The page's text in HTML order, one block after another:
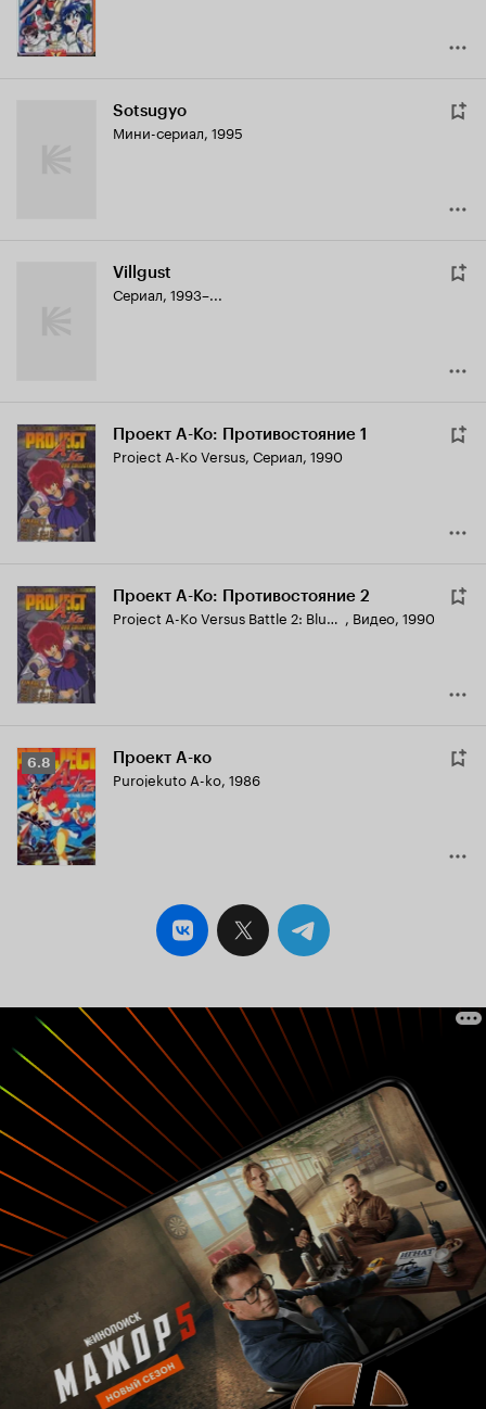
Sotsugyo
Мини-сериал, 1995
Villgust
Сериал, 1993–...
Проект А-Ко: Противостояние 1
Project A-Ko Versus, Сериал, 1990
Проект А-Ко: Противостояние 2
Project A-Ko Versus Battle 2: Blue Side , Видео, 1990
Рейтинг
Кинопоиска
6.8
6.8 Проект А-ко
Purojekuto A-ko, 1986